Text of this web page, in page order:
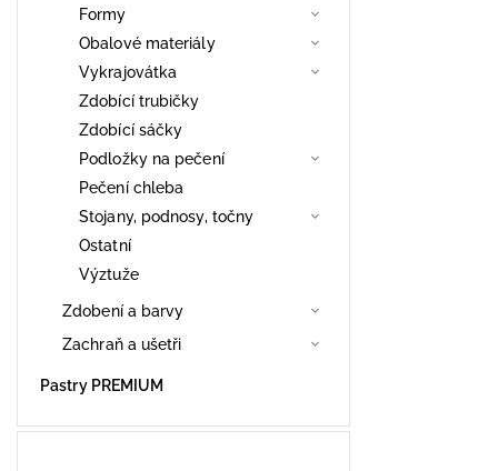
Formy
Obalové materiály
Vykrajovátka
Zdobící trubičky
Zdobící sáčky
Podložky na pečení
Pečení chleba
Stojany, podnosy, točny
Ostatní
Výztuže
Zdobení a barvy
Zachraň a ušetři
Pastry PREMIUM